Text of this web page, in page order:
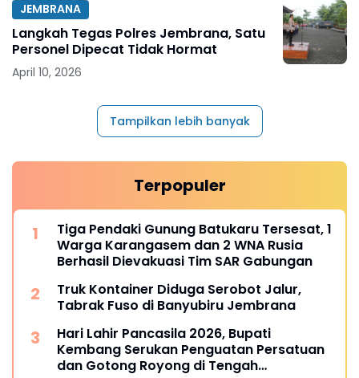
JEMBRANA
Langkah Tegas Polres Jembrana, Satu
Personel Dipecat Tidak Hormat
April 10, 2026
Tampilkan lebih banyak
Terpopuler
Tiga Pendaki Gunung Batukaru Tersesat, 1
Warga Karangasem dan 2 WNA Rusia
Berhasil Dievakuasi Tim SAR Gabungan
Truk Kontainer Diduga Serobot Jalur,
Tabrak Fuso di Banyubiru Jembrana
Hari Lahir Pancasila 2026, Bupati
Kembang Serukan Penguatan Persatuan
dan Gotong Royong di Tengah